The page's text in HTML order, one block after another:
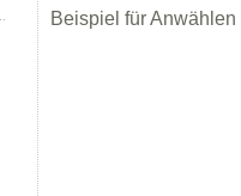
Beispiel für Anwählen